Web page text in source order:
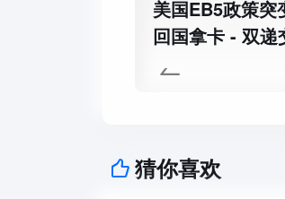
美国EB5政策突
回国拿卡 - 双递
回广州面签
猜你喜欢